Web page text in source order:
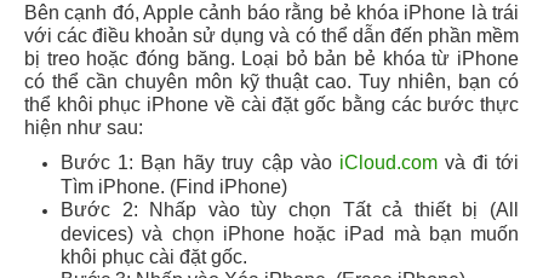
Bên cạnh đó, Apple cảnh báo rằng bẻ khóa iPhone là trái
với các điều khoản sử dụng và có thể dẫn đến phần mềm
bị treo hoặc đóng băng. Loại bỏ bản bẻ khóa từ iPhone
có thể cần chuyên môn kỹ thuật cao. Tuy nhiên, bạn có
thể khôi phục iPhone về cài đặt gốc bằng các bước thực
hiện như sau:
Bước 1: Bạn hãy truy cập vào iCloud.comvà đi tới
Tìm iPhone. (Find iPhone)
Bước 2: Nhấp vào tùy chọn Tất cả thiết bị (All
devices) và chọn iPhone hoặc iPad mà bạn muốn
khôi phục cài đặt gốc.